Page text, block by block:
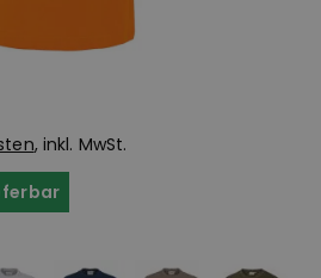
, inkl. MwSt.